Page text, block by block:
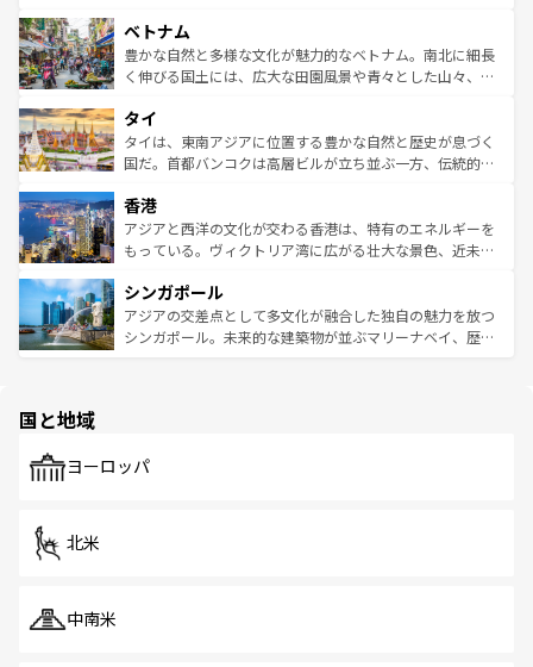
参照してほしい。
容にもいいと評判のスイーツなど、バラエティ豊かな料理
が味わえる。 なお、新着の台湾情報は コンテンツ一覧を参
照してほしい。
き、地方に足を延ばせば四季折々の自然美を楽しむことが
できる。そして、キムチや焼肉、絶品のストリートフード
まで、さまざまな韓国料理が待っている。夜には、韓国な
リティに包まれながら、韓国の多彩な魅力を心ゆくまで味
わってみてほしい。 なお、新着の韓国情報はコンテンツ一
覧を参照してほしい。
ベトナム
豊かな自然と多様な文化が魅力的なベトナム。南北に細長
く伸びる国土には、広大な田園風景や青々とした山々、世
急速な発展と共に伝統が息づく。ハノイの古い町並みやホ
ーチミン市のフランス統治時代の建物も、独特の雰囲気を
醸し出している。また、バラエティの豊かさとおいしさで
とつ。フォーやバインミー、ベトナムコーヒーなどは、ぜ
ひ現地で味わいたい。どの地域を訪れてもあたたかい人々
が旅行者を迎えてくれるので、きっと忘れられない旅にな
参照してほしい。
タイ
タイは、東南アジアに位置する豊かな自然と歴史が息づく
国だ。首都バンコクは高層ビルが立ち並ぶ一方、伝統的な
の活気が交差している。北部ではチェンマイなどの山岳地
帯で自然と触れ合い、南部ではプーケットやクラビの美し
いビーチでリゾート気分を楽しむことができる。タイ料理
激する。気候は一年中温暖で、どの季節にも異なる楽しみ
が待っている。親しみやすいタイの人々、仏教を中心とし
た文化、そして多様な観光資源が、訪れる旅人を魅了し続
香港
アジアと西洋の文化が交わる香港は、特有のエネルギーを
もっている。ヴィクトリア湾に広がる壮大な景色、近未来
み、どこを訪れても感動するはず。観光スポットが密集し
ており、効率よく見どころを回れるのも魅力。息をのむよ
うな絶景から文化的な体験まで、香港を存分に楽しみ尽く
シンガポール
アジアの交差点として多文化が融合した独自の魅力を放つ
シンガポール。未来的な建築物が並ぶマリーナベイ、歴史
で、ホーカーズは地元の風情を楽しめる外せないスポット
国と地域
ヨーロッパ
北米
中南米